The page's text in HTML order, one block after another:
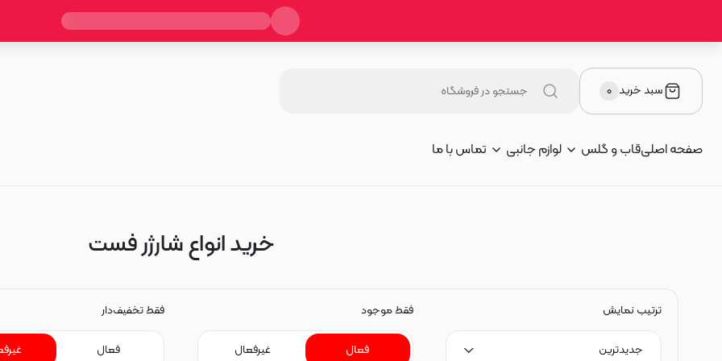
سبد خرید ۰
صفحه اصلیقاب و گلس لوازم جانبی تماس با ما
خرید انواع شارژر فست
ترتیب نمایش
جدیدترین
فقط موجود
فعال غیرفعال
فقط تخفیف‌دار
فعال